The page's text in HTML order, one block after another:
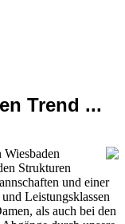
Trend ...
Strukturen
und einer
Leistungsklassen
als auch bei den